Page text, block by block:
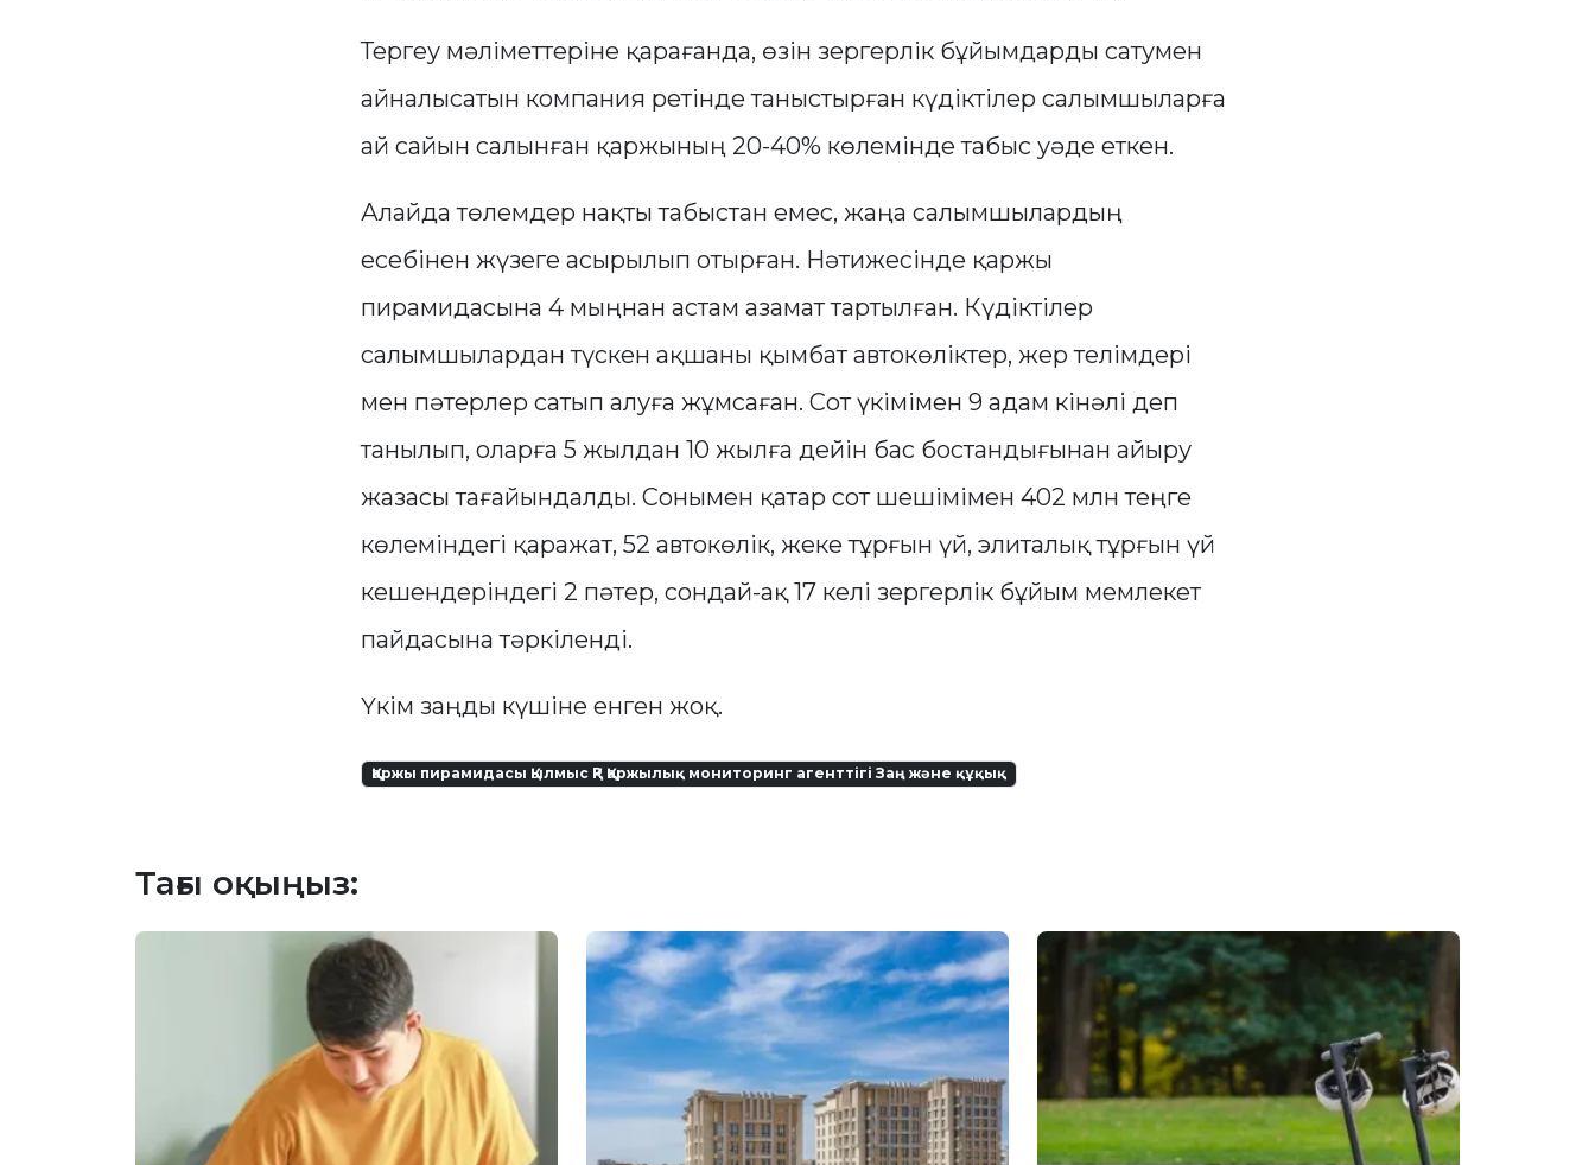
Тергеу мәліметтеріне қарағанда, өзін зергерлік бұйымдарды сатумен
айналысатын компания ретінде таныстырған күдіктілер салымшыларға
ай сайын салынған қаржының 20-40% көлемінде табыс уәде еткен.
Алайда төлемдер нақты табыстан емес, жаңа салымшылардың
есебінен жүзеге асырылып отырған. Нәтижесінде қаржы
пирамидасына 4 мыңнан астам азамат тартылған. Күдіктілер
салымшылардан түскен ақшаны қымбат автокөліктер, жер телімдері
мен пәтерлер сатып алуға жұмсаған. Сот үкімімен 9 адам кінәлі деп
танылып, оларға 5 жылдан 10 жылға дейін бас бостандығынан айыру
жазасы тағайындалды. Сонымен қатар сот шешімімен 402 млн теңге
көлеміндегі қаражат, 52 автокөлік, жеке тұрғын үй, элиталық тұрғын үй
кешендеріндегі 2 пәтер, сондай-ақ 17 келі зергерлік бұйым мемлекет
пайдасына тәркіленді.
Үкім заңды күшіне енген жоқ.
Қаржы пирамидасы Қылмыс ҚР Қаржылық мониторинг агенттігі Заң және құқық
Тағы оқыңыз: